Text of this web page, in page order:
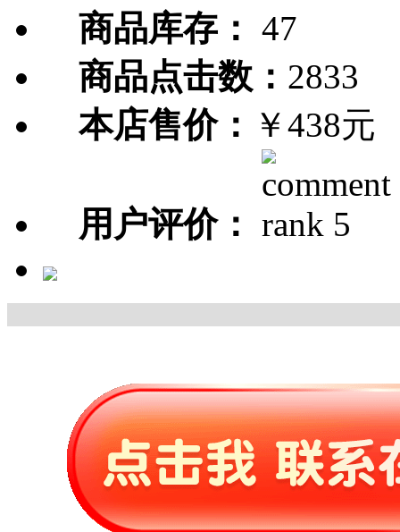
商品库存： 47
商品点击数： 2833
本店售价： ￥438元
用户评价：